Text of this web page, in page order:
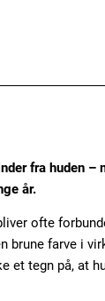
fra huden –
år.
ofte
brune farve i
et tegn på, at